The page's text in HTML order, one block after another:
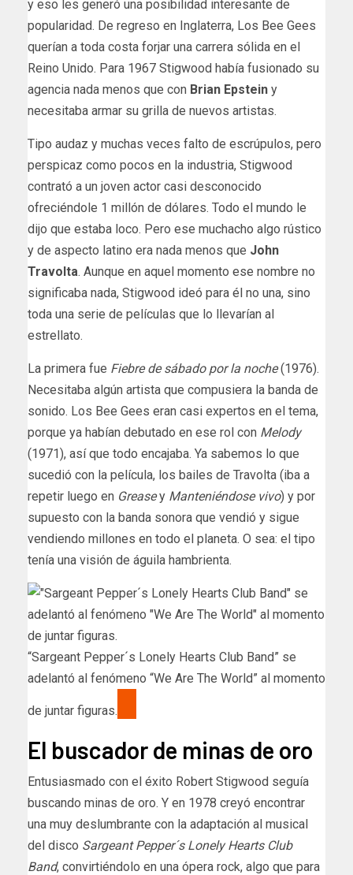
y eso les generó una posibilidad interesante de
popularidad. De regreso en Inglaterra, Los Bee Gees
querían a toda costa forjar una carrera sólida en el
Reino Unido. Para 1967 Stigwood había fusionado su
agencia nada menos que con Brian Epstein y
necesitaba armar su grilla de nuevos artistas.
Tipo audaz y muchas veces falto de escrúpulos, pero
perspicaz como pocos en la industria, Stigwood
contrató a un joven actor casi desconocido
ofreciéndole 1 millón de dólares. Todo el mundo le
dijo que estaba loco. Pero ese muchacho algo rústico
y de aspecto latino era nada menos que John
Travolta. Aunque en aquel momento ese nombre no
significaba nada, Stigwood ideó para él no una, sino
toda una serie de películas que lo llevarían al
estrellato.
La primera fue Fiebre de sábado por la noche(1976).
Necesitaba algún artista que compusiera la banda de
sonido. Los Bee Gees eran casi expertos en el tema,
porque ya habían debutado en ese rol con Melody
(1971), así que todo encajaba. Ya sabemos lo que
sucedió con la película, los bailes de Travolta (iba a
repetir luego en Greasey Manteniéndose vivo) y por
supuesto con la banda sonora que vendió y sigue
vendiendo millones en todo el planeta. O sea: el tipo
tenía una visión de águila hambrienta.
“Sargeant Pepper´s Lonely Hearts Club Band” se
adelantó al fenómeno “We Are The World” al momento
de juntar figuras.
El buscador de minas de oro
Entusiasmado con el éxito Robert Stigwood seguía
buscando minas de oro. Y en 1978 creyó encontrar
una muy deslumbrante con la adaptación al musical
del disco Sargeant Pepper´s Lonely Hearts Club
Band, convirtiéndolo en una ópera rock, algo que para